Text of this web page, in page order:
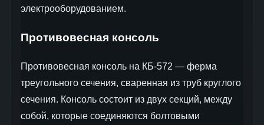
электрооборудованием.
Противовесная консоль
Противовесная консоль на КБ-572 — ферма
треугольного сечения, сваренная из труб круглого
сечения. Консоль состоит из двух секций, между
собой, которые соединяются болтовыми